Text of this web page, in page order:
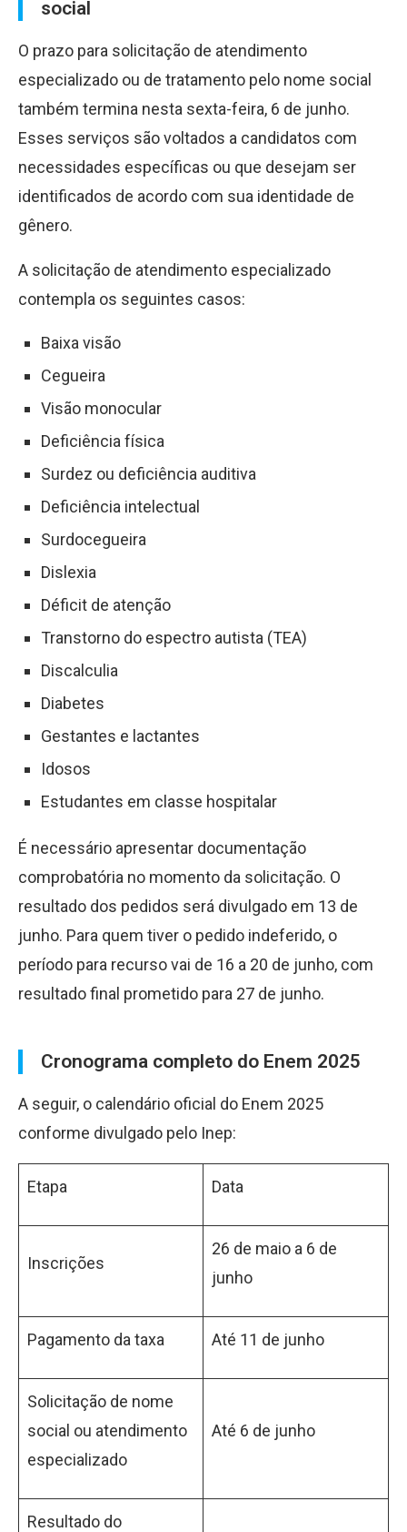
social
O prazo para solicitação de atendimento
especializado ou de tratamento pelo nome social
também termina nesta sexta-feira, 6 de junho.
Esses serviços são voltados a candidatos com
necessidades específicas ou que desejam ser
identificados de acordo com sua identidade de
gênero.
A solicitação de atendimento especializado
contempla os seguintes casos:
Baixa visão
Cegueira
Visão monocular
Deficiência física
Surdez ou deficiência auditiva
Deficiência intelectual
Surdocegueira
Dislexia
Déficit de atenção
Transtorno do espectro autista (TEA)
Discalculia
Diabetes
Gestantes e lactantes
Idosos
Estudantes em classe hospitalar
É necessário apresentar documentação
comprobatória no momento da solicitação. O
resultado dos pedidos será divulgado em 13 de
junho. Para quem tiver o pedido indeferido, o
período para recurso vai de 16 a 20 de junho, com
resultado final prometido para 27 de junho.
Cronograma completo do Enem 2025
A seguir, o calendário oficial do Enem 2025
conforme divulgado pelo Inep:
Etapa Data
Inscrições
26 de maio a 6 de
junho
Pagamento da taxa Até 11 de junho
Solicitação de nome
social ou atendimento
especializado
Até 6 de junho
Resultado do